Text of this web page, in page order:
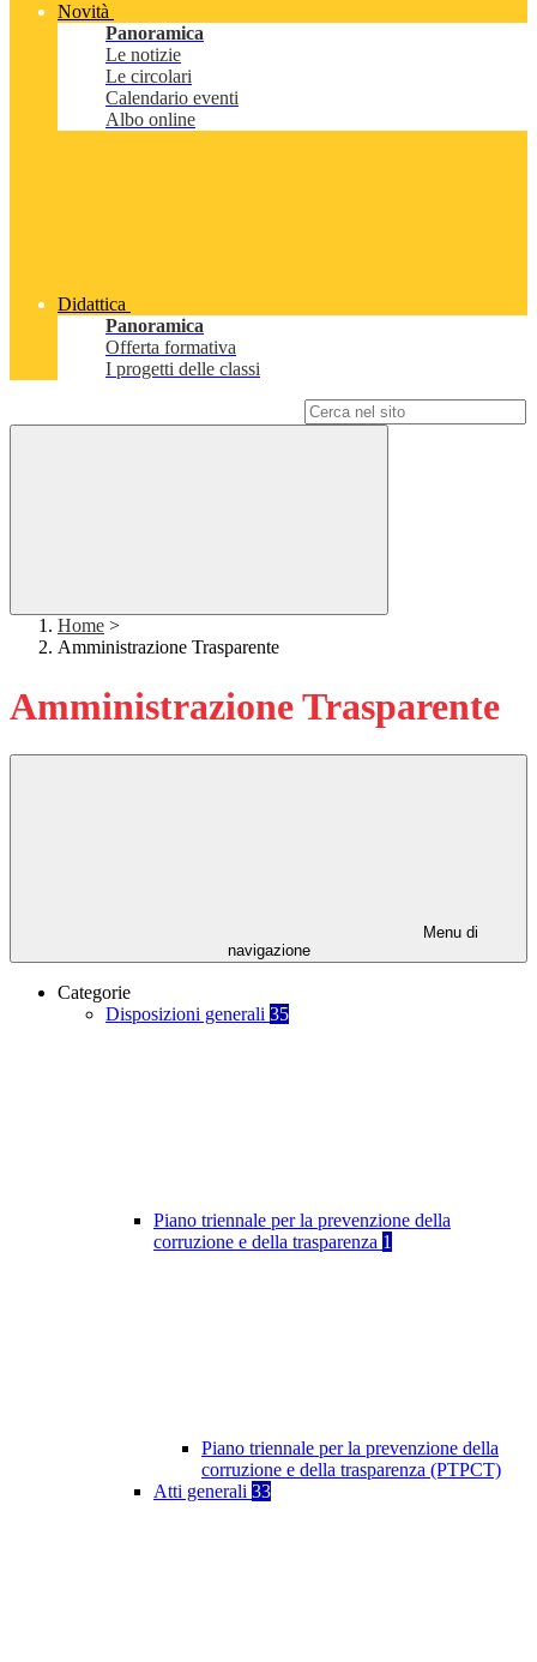
Novità
Panoramica
Le notizie
Le circolari
Calendario eventi
Albo online
Didattica
Panoramica
Offerta formativa
I progetti delle classi
Home >
Amministrazione Trasparente
Amministrazione Trasparente
Menu di
navigazione
Categorie
Disposizioni generali 35
Piano triennale per la prevenzione della
corruzione e della trasparenza 1
Piano triennale per la prevenzione della
corruzione e della trasparenza (PTPCT)
Atti generali 33